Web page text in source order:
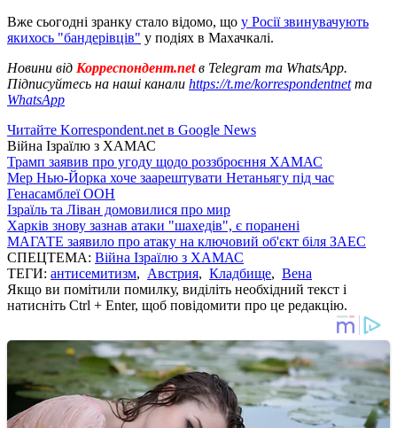
Вже сьогодні зранку стало відомо, що у Росії звинувачують
якихось "бандерівців" у подіях в Махачкалі.
Новини від Корреспондент.netв Telegram та WhatsApp.
Підписуйтесь на наші канали https://t.me/korrespondentnetта
WhatsApp
Читайте Korrespondent.net в Google News
Війна Ізраїлю з ХАМАС
Трамп заявив про угоду щодо роззброєння ХАМАС
Мер Нью-Йорка хоче заарештувати Нетаньягу під час
Генасамблеї ООН
Ізраїль та Ліван домовилися про мир
Харків знову зазнав атаки "шахедів", є поранені
МАГАТЕ заявило про атаку на ключовий об'єкт біля ЗАЕС
СПЕЦТЕМА: Війна Ізраїлю з ХАМАС
ТЕГИ: антисемитизм, Австрия, Кладбище, Вена
Якщо ви помітили помилку, виділіть необхідний текст і
натисніть Ctrl + Enter, щоб повідомити про це редакцію.